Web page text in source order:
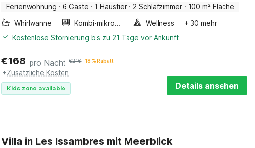
Ferienwohnung · 6 Gäste · 1 Haustier · 2 Schlafzimmer · 100 m² Fläche
Whirlwanne
Kombi-mikrowelle Wellness
+ 30 mehr
Kostenlose Stornierung bis zu 21 Tage vor Ankunft
€168 pro Nacht €216 18 % Rabatt
+Zusätzliche Kosten
Kids zone available Details ansehen
Villa in Les Issambres mit Meerblick